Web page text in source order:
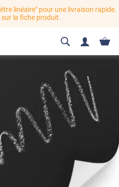
linéaire" pour une livraison rapide.
sur la fiche produit.